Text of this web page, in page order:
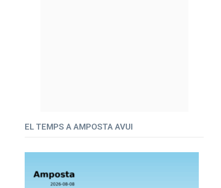
EL TEMPS A AMPOSTA AVUI